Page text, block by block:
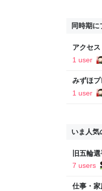
同時期
アクセ
月使っ
1 user
みずほ
ろきこと
1 user
いま人気
旧五輪
ルで挑
7 users
仕事・